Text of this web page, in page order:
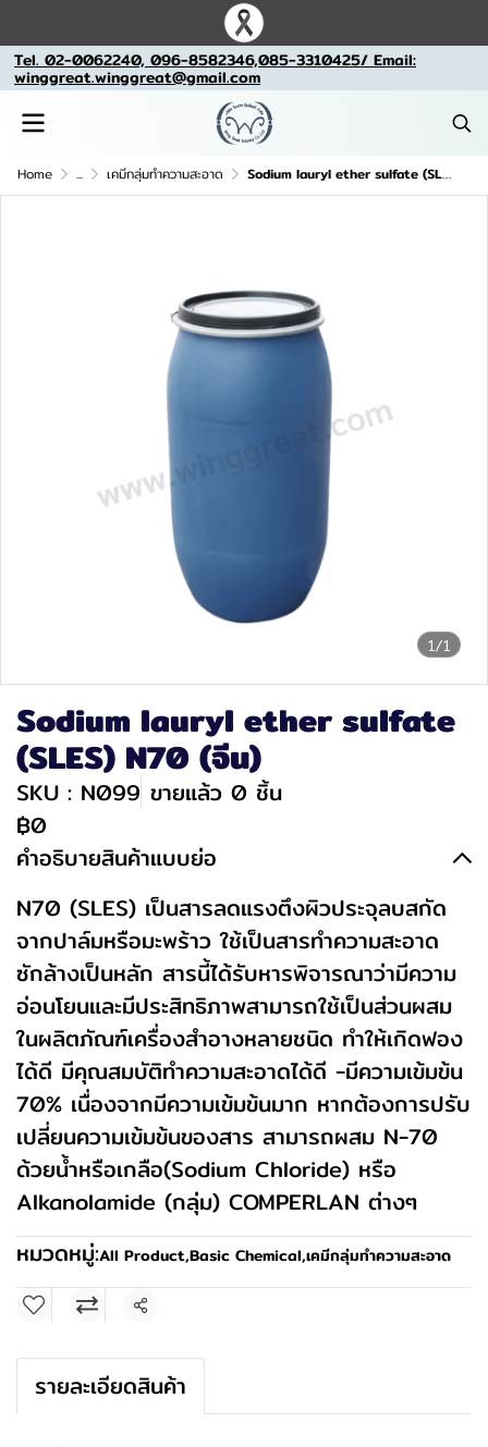
Tel. 02-0062240, 096-8582346,085-3310425/ Email:
winggreat.winggreat@gmail.com
Home ... เคมีกลุ่มทำความสะอาด Sodium lauryl ether sulfate (SLES) N70 (จีน)
1/1
Sodium lauryl ether sulfate
(SLES) N70 (จีน)
SKU : N099 ขายแล้ว 0 ชิ้น
฿0
คำอธิบายสินค้าแบบย่อ
N70 (SLES) เป็นสารลดแรงตึงผิวประจุลบสกัด
จากปาล์มหรือมะพร้าว ใช้เป็นสารทำความสะอาด
ซักล้างเป็นหลัก สารนี้ได้รับหารพิจารณาว่ามีความ
อ่อนโยนและมีประสิทธิภาพสามารถใช้เป็นส่วนผสม
ในผลิตภัณฑ์เครื่องสำอางหลายชนิด ทำให้เกิดฟอง
ได้ดี มีคุณสมบัติทำความสะอาดได้ดี -มีความเข้มข้น
70% เนื่องจากมีความเข้มข้นมาก หากต้องการปรับ
เปลี่ยนความเข้มข้นของสาร สามารถผสม N-70
ด้วยน้ำหรือเกลือ(Sodium Chloride) หรือ
Alkanolamide (กลุ่ม) COMPERLAN ต่างๆ
หมวดหมู่:All Product,Basic Chemical,เคมีกลุ่มทำความสะอาด
แชร์
รายละเอียดสินค้า